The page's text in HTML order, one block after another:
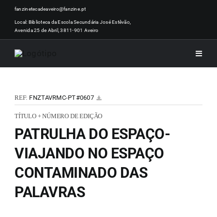
Skip
content
fanzinetecadeaveiro@fanzine.pt
Local: Biblioteca da Escola Secundária José Estêvão,
Avenida 25 de Abril, 3811-901 Aveiro
Toggle
REF: FNZTAVRMC-PT#0607
TÍTULO + NÚMERO DE EDIÇÃO
PATRULHA DO ESPAÇO-
VIAJANDO NO ESPAÇO
CONTAMINADO DAS
PALAVRAS